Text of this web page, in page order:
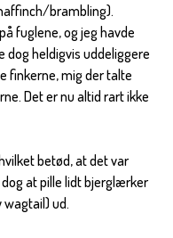
brambling).
fuglene, og jeg havde
dog heldigvis uddeliggere
finkerne, mig der talte
Det er nu altid rart ikke
betød, at det var
at pille lidt bjerglærker
ud.